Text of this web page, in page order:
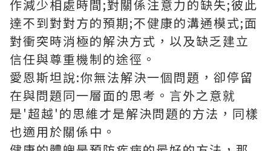
作減少相處時間;對關係注意力的缺失;彼此
達不到對對方的預期;不健康的溝通模式;面
對衝突時消極的解決方式，以及缺乏建立
信任與尊重機制的途徑。
愛恩斯坦說:你無法解決一個問題，卻停留
在與問題同一層面的思考。言外之意就
是'超越'的思維才是解決問題的方法，同樣
也適用於關係中。